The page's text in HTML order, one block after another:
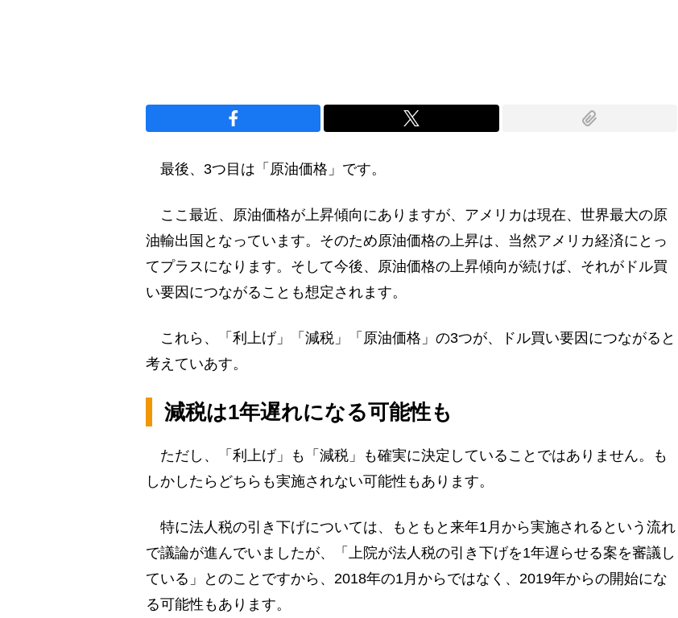
最後、3つ目は「原油価格」です。
ここ最近、原油価格が上昇傾向にありますが、アメリカは現在、世界最大の原
油輸出国となっています。そのため原油価格の上昇は、当然アメリカ経済にとっ
てプラスになります。そして今後、原油価格の上昇傾向が続けば、それがドル買
い要因につながることも想定されます。
これら、「利上げ」「減税」「原油価格」の3つが、ドル買い要因につながると
考えていあす。
減税は1年遅れになる可能性も
ただし、「利上げ」も「減税」も確実に決定していることではありません。も
しかしたらどちらも実施されない可能性もあります。
特に法人税の引き下げについては、もともと来年1月から実施されるという流れ
で議論が進んでいましたが、「上院が法人税の引き下げを1年遅らせる案を審議し
ている」とのことですから、2018年の1月からではなく、2019年からの開始にな
る可能性もあります。